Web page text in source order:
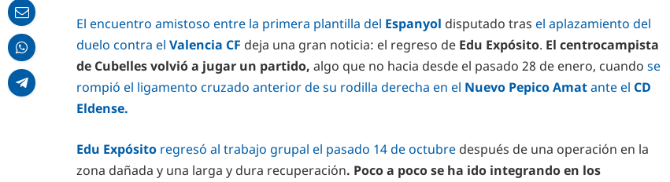
El encuentro amistoso entre la primera plantilla del Espanyol disputado tras el aplazamiento del
duelo contra el Valencia CF deja una gran noticia: el regreso de Edu Expósito. El centrocampista
de Cubelles volvió a jugar un partido, algo que no hacia desde el pasado 28 de enero, cuando se
rompió el ligamento cruzado anterior de su rodilla derecha en el Nuevo Pepico Amatante el CD
Eldense.
Edu Expósito regresó al trabajo grupal el pasado 14 de octubre después de una operación en la
zona dañada y una larga y dura recuperación. Poco a poco se ha ido integrando en los